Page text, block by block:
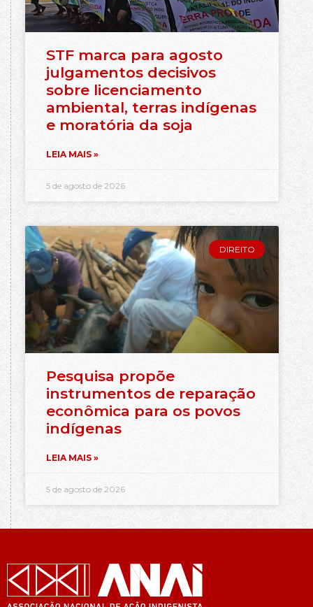
STF marca para agosto
julgamentos decisivos
sobre licenciamento
ambiental, terras indígenas
e moratória da soja
LEIA MAIS »
5 de agosto de 2026
DIREITO
Pesquisa propõe
instrumentos de reparação
econômica para os povos
indígenas
LEIA MAIS »
5 de agosto de 2026